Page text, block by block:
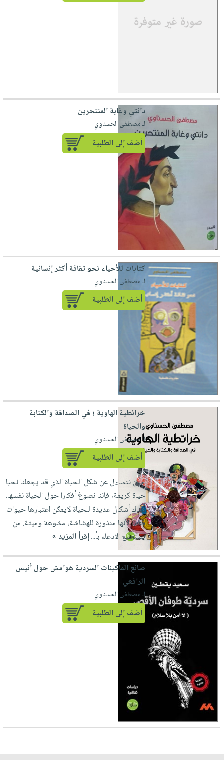
دانتي وغابة المنتحرين
لـ مصطفى الحسناوي
أضف إلى الطلبية
كتابات للأحياء نحو ثقافة أكثر إنسانية
لـ مصطفى الحسناوي
أضف إلى الطلبية
خرائطية الهاوية ؛ في الصداقة والكتابة
والحياة
لـ مصطفى الحسناوي
أضف إلى الطلبية
حين نتساءل عن شكل الحياة الذي قد يجعلنا نحيا
حياة كريمة، فإننا نصوغ أفكارا حول الحياة نفسها.
هناك أشكال عديدة للحياة لايمكن اعتبارها حيوات
فعلا، لأنها منذورة للهشاشة، مشوهة وميتة. من
يستطيع الادعاء بأ...إقرأ المزيد »
صانع الماكينات السردية هوامش حول أنيس
الرافعي
لـ مصطفى الحسناوي
أضف إلى الطلبية